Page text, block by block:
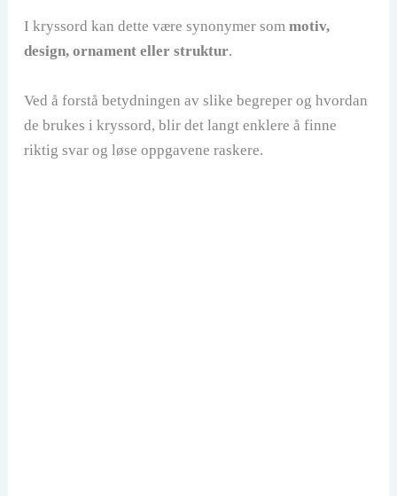
I kryssord kan dette være synonymer som motiv,
design, ornament eller struktur.
Ved å forstå betydningen av slike begreper og hvordan
de brukes i kryssord, blir det langt enklere å finne
riktig svar og løse oppgavene raskere.